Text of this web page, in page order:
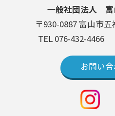
一般社団法人 富
〒930-0887 富山市
TEL 076-432-4466
お問い